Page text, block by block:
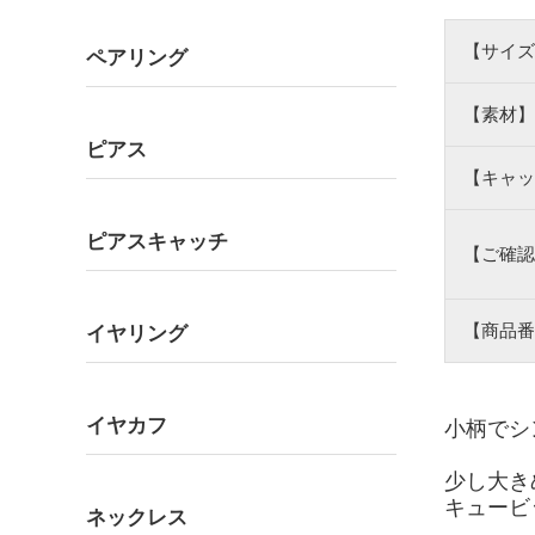
【サイ
【素材】
【キャ
【ご確
【商品
小柄で
少し大
キュー
ペアリング
ピアス
ピアスキャッチ
イヤリング
イヤカフ
ネックレス